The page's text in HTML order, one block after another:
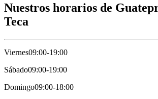
Nuestros horarios de
Teca
Viernes09:00-19:00
Sábado09:00-19:00
Domingo09:00-18:00